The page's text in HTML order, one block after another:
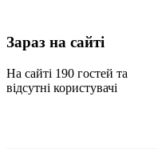
Зараз на сайті
На сайті 190 гостей та
відсутні користувачі